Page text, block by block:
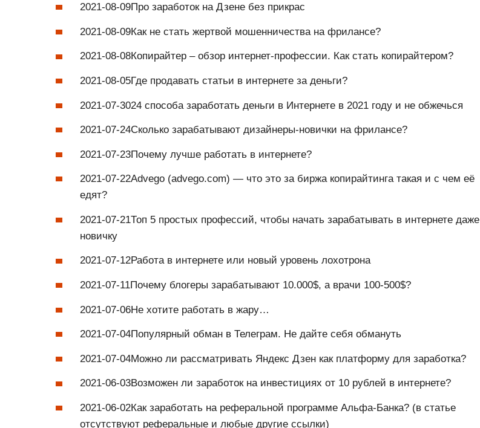
2021-08-09Про заработок на Дзене без прикрас
2021-08-09Как не стать жертвой мошенничества на фрилансе?
2021-08-08Копирайтер – обзор интернет-профессии. Как стать копирайтером?
2021-08-05Где продавать статьи в интернете за деньги?
2021-07-3024 способа заработать деньги в Интернете в 2021 году и не обжечься
2021-07-24Сколько зарабатывают дизайнеры-новички на фрилансе?
2021-07-23Почему лучше работать в интернете?
2021-07-22Advego (advego.com) — что это за биржа копирайтинга такая и с чем её
едят?
2021-07-21Топ 5 простых профессий, чтобы начать зарабатывать в интернете даже
новичку
2021-07-12Работа в интернете или новый уровень лохотрона
2021-07-11Почему блогеры зарабатывают 10.000$, а врачи 100-500$?
2021-07-06Не хотите работать в жару…
2021-07-04Популярный обман в Телеграм. Не дайте себя обмануть
2021-07-04Можно ли рассматривать Яндекс Дзен как платформу для заработка?
2021-06-03Возможен ли заработок на инвестициях от 10 рублей в интернете?
2021-06-02Как заработать на реферальной программе Альфа-Банка? (в статье
отсутствуют реферальные и любые другие ссылки)